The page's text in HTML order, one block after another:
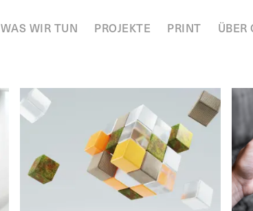
WAS WIR TUN PROJEKTE PRINT ÜBER